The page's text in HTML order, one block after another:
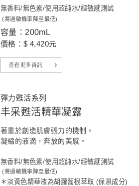
無香料/無色素/使用超純水/經敏感測試
(將過敏機率降至最低)
容量：200mL
價格：$ 4,420元
查看更多資訊
彈力甦活系列
丰采甦活精華凝露
著重於創造肌膚張力的機制。
凝縮的液滴，奔放的美感。
無香料/無色素/使用超純水/經敏感測試
(將過敏機率降至最低)
＊淡黃色精華液為胡蘿蔔根萃取 (保濕成分)